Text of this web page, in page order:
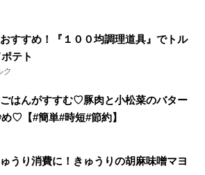
すすめ！『１００均調理道具』でトル
テト
ク
はんがすすむ♡豚肉と小松菜のバター
♡【#簡単#時短#節約】
うり消費に！きゅうりの胡麻味噌マヨ